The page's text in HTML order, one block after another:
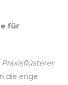
für
Praxisflüsterer
die enge